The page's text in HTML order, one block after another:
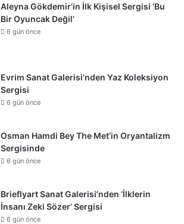
Aleyna Gökdemir’in İlk Kişisel Sergisi ‘Bu
Bir Oyuncak Değil’
6 gün önce
Evrim Sanat Galerisi’nden Yaz Koleksiyon
Sergisi
6 gün önce
Osman Hamdi Bey The Met’in Oryantalizm
Sergisinde
6 gün önce
Brieflyart Sanat Galerisi’nden ‘İlklerin
İnsanı Zeki Sözer’ Sergisi
6 gün önce